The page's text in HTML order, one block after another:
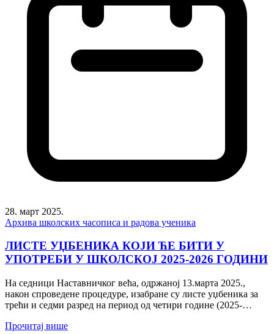
28. март 2025.
Архива школских часописа и радова ученика
ЛИСТЕ УЏБЕНИКА КОЈИ ЋЕ БИТИ У
УПОТРЕБИ У ШКОЛСКОЈ 2025-2026 ГОДИНИ
На седници Наставничког већа, одржаној 13.марта 2025.,
након спроведене процедуре, изабране су листе уџбеника за
трећи и седми разред на период од четири године (2025-
Прочитај више